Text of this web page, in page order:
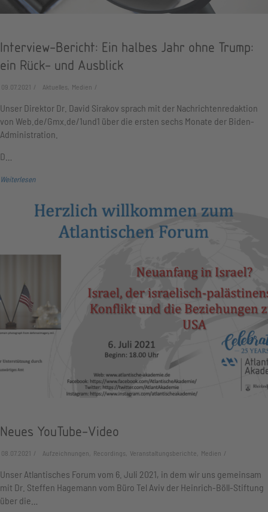
Interview-Bericht: Ein halbes Jahr ohne Trump:
ein Rück- und Ausblick
09.07.2021 Aktuelles, Medien
Unser Direktor Dr. David Sirakov sprach mit der Nachrichtenredaktion
von Web.de/Gmx.de/1und1 über die ersten sechs Monate der Biden-
Administration.
D…
Weiterlesen
Neues YouTube-Video
08.07.2021 Aufzeichnungen, Recordings, Veranstaltungsberichte, Medien
Unser Atlantisches Forum vom 6. Juli 2021, in dem wir uns gemeinsam
mit Dr. Steffen Hagemann vom Büro Tel Aviv der Heinrich-Böll-Stiftung
über die…